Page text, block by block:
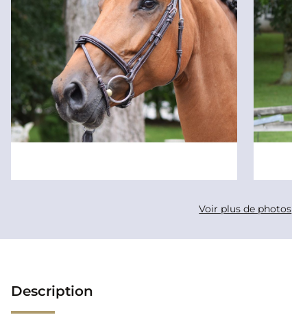
Voir plus de photos
Description